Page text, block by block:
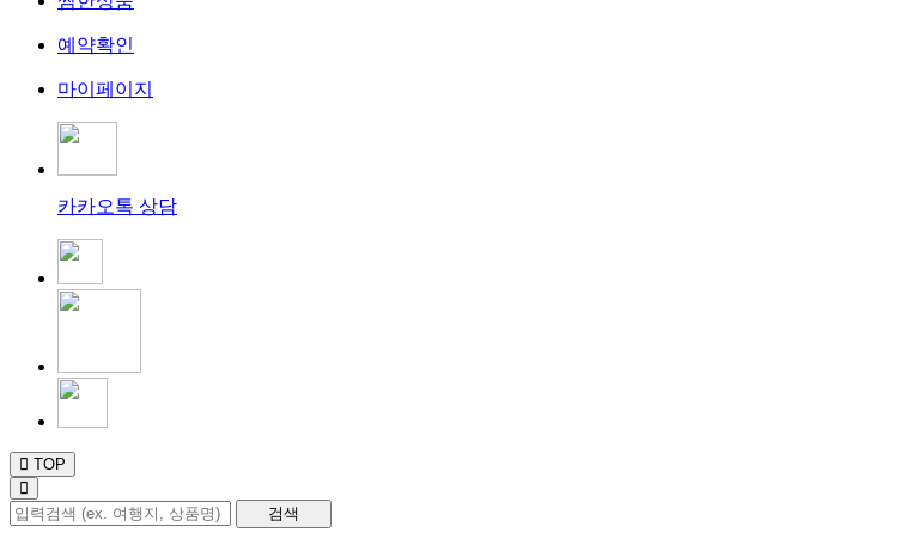
예약확인
마이페이지
카카오톡 상담
TOP